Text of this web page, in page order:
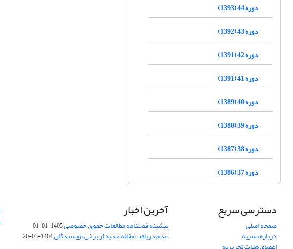
دوره 44 (1393)
دوره 43 (1392)
دوره 42 (1391)
دوره 41 (1391)
دوره 40 (1389)
دوره 39 (1388)
دوره 38 (1387)
دوره 37 (1386)
دسترسی سریع
صفحه اصلی
درباره نشریه
آخرین اخبار
پیشینه فصلنامه مطالعات حقوق خصوصی1405-01-01
عدم دریافت مقاله جدید از برخی نویسندگان1404-03-20